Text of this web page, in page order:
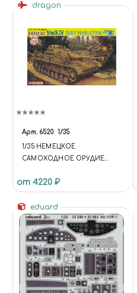
dragon
Арт. 6520 1/35
1/35 НЕМЕЦКОЕ
САМОХОДНОЕ ОРУДИЕ
ВЕРСИЯ)
от 4220 ₽
eduard